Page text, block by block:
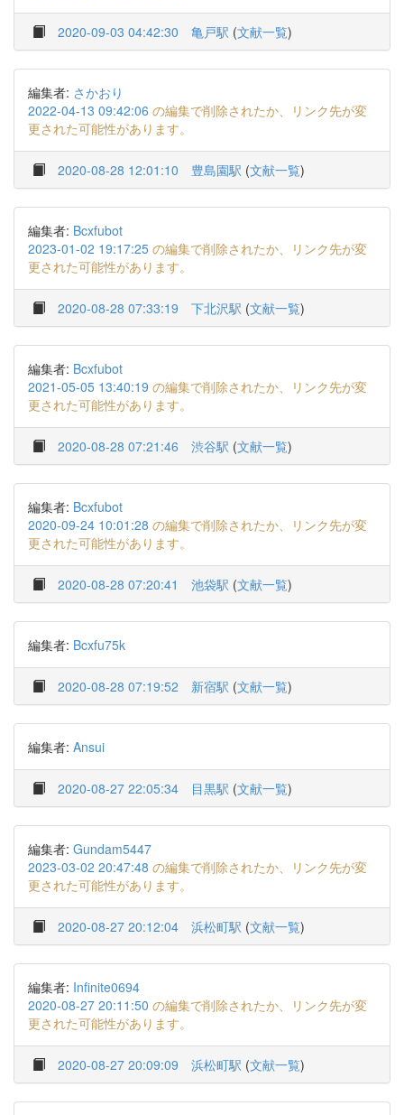
2020-09-03 04:42:30 亀戸駅 (文献一覧)
編集者: さかおり
2022-04-13 09:42:06 の編集で削除されたか、リンク先が変
更された可能性があります。
2020-08-28 12:01:10 豊島園駅 (文献一覧)
編集者: Bcxfubot
2023-01-02 19:17:25 の編集で削除されたか、リンク先が変
更された可能性があります。
2020-08-28 07:33:19 下北沢駅 (文献一覧)
編集者: Bcxfubot
2021-05-05 13:40:19 の編集で削除されたか、リンク先が変
更された可能性があります。
2020-08-28 07:21:46 渋谷駅 (文献一覧)
編集者: Bcxfubot
2020-09-24 10:01:28 の編集で削除されたか、リンク先が変
更された可能性があります。
2020-08-28 07:20:41 池袋駅 (文献一覧)
編集者: Bcxfu75k
2020-08-28 07:19:52 新宿駅 (文献一覧)
編集者: Ansui
2020-08-27 22:05:34 目黒駅 (文献一覧)
編集者: Gundam5447
2023-03-02 20:47:48 の編集で削除されたか、リンク先が変
更された可能性があります。
2020-08-27 20:12:04 浜松町駅 (文献一覧)
編集者: Infinite0694
2020-08-27 20:11:50 の編集で削除されたか、リンク先が変
更された可能性があります。
2020-08-27 20:09:09 浜松町駅 (文献一覧)